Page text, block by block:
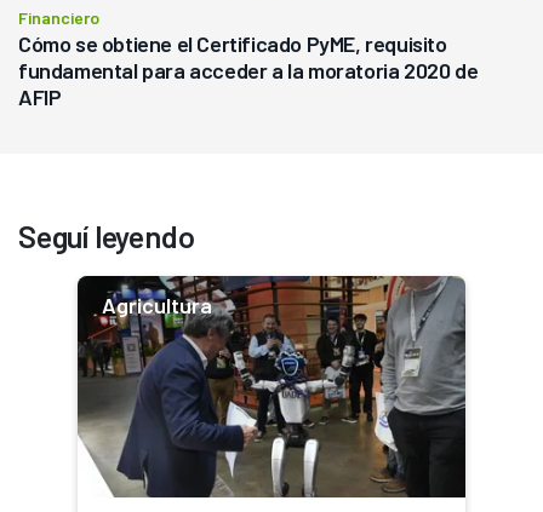
Financiero
Cómo se obtiene el Certificado PyME, requisito
fundamental para acceder a la moratoria 2020 de
AFIP
Seguí leyendo
Agricultura